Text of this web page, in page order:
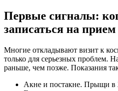
Первые сигналы:
записаться на прием
Многие откладывают визит к
только для серьезных проблем.
раньше, чем позже. Показания
Акне и постакне. Прыщи в